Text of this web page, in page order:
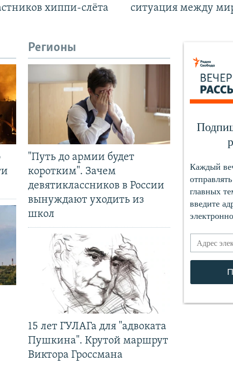
хиппи-слёта
ситуация между
Регионы
"Путь до армии будет
коротким". Зачем
девятиклассников в России
вынуждают уходить из
школ
15 лет ГУЛАГа для "адвоката
Пушкина". Крутой маршрут
Виктора Гроссмана